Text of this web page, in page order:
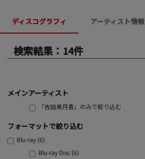
ディスコグラフィ アーティスト情報
検索結果：14件
メインアーティスト
「吉田美月喜」のみで絞り込む
フォーマットで絞り込む
Blu-ray (6)
Blu-ray Disc (6)